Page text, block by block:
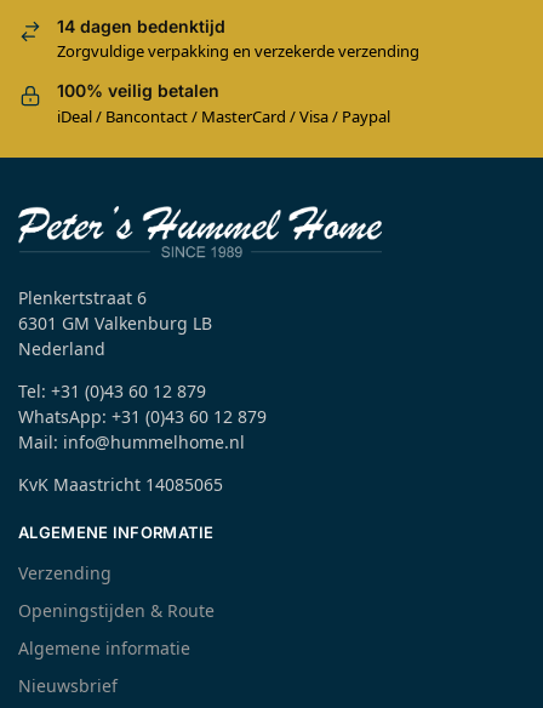
14 dagen bedenktijd
Zorgvuldige verpakking en verzekerde verzending
100% veilig betalen
iDeal / Bancontact / MasterCard / Visa / Paypal
Plenkertstraat 6
6301 GM Valkenburg LB
Nederland
Tel: +31 (0)43 60 12 879
WhatsApp: +31 (0)43 60 12 879
Mail: info@hummelhome.nl
KvK Maastricht 14085065
ALGEMENE INFORMATIE
Verzending
Openingstijden & Route
Algemene informatie
Nieuwsbrief